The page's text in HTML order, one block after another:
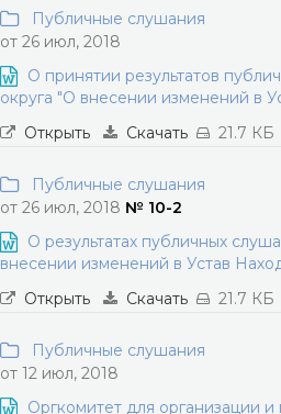
Публичные слушания
от 26 июл, 2018
О принятии результатов
округа "О внесении изменений в
Открыть
Скачать 21.7 КБ
Публичные слушания
от 26 июл, 2018 № 10-2
О результатах публичных
внесении изменений в Устав
Открыть
Скачать 21.7 КБ
Публичные слушания
от 12 июл, 2018
Оргкомитет для организации